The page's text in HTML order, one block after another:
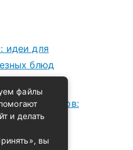
идеи для
блюд
и компотов:
банках
файлы
и делать
вы